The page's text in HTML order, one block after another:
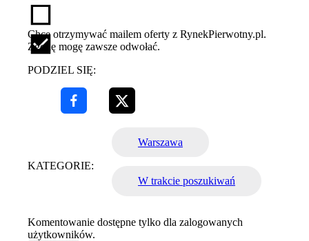
Chcę otrzymywać mailem oferty z RynekPierwotny.pl.
Zgodę mogę zawsze odwołać.
PODZIEL SIĘ:
KATEGORIE:
Warszawa
W trakcie poszukiwań
Komentowanie dostępne tylko dla zalogowanych
użytkowników.